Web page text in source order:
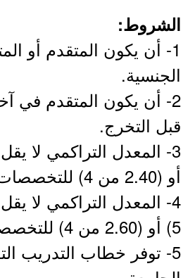
الشروط:
1- أن يكون المتقدم أو
الجنسية.
2- أن يكون المتقدم
قبل التخرج.
أو (2.40 من 4) للتخصصات الهندسية.
5) أو (2.60 من 4) للتخصصات العامة.
5- توفر خطاب التدريب